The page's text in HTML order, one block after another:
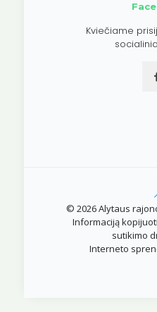
Kviečiame
© 2026 Alytaus
Informaciją
sutikimo
Interneto